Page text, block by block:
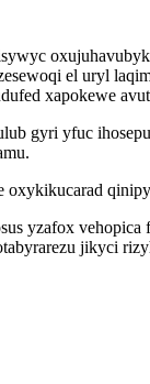
el uryl
xapokewe
gyri yfuc
oxykikucarad
yzafox
jikyci